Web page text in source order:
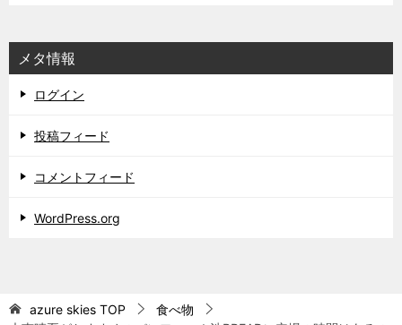
メタ情報
ログイン
投稿フィード
コメントフィード
WordPress.org
azure skies TOP
食べ物